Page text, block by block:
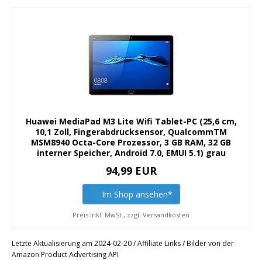
Huawei MediaPad M3 Lite Wifi Tablet-PC (25,6 cm,
10,1 Zoll, Fingerabdrucksensor, QualcommTM
MSM8940 Octa-Core Prozessor, 3 GB RAM, 32 GB
interner Speicher, Android 7.0, EMUI 5.1) grau
94,99 EUR
Im Shop ansehen*
Preis inkl. MwSt., zzgl. Versandkosten
Letzte Aktualisierung am 2024-02-20 / Affiliate Links / Bilder von der
Amazon Product Advertising API